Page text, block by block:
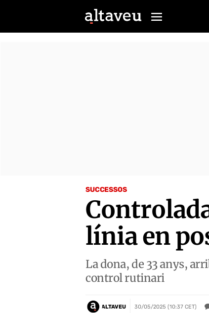
SUCCESSOS
línia en
La dona, de 33 anys,
control rutinari
ALTAVEU 30/05/2025 (10:37 CET)